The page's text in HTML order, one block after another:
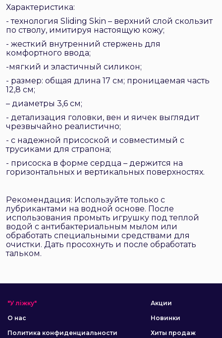
Характеристика:
- технология Sliding Skin – верхний слой скользит
по стволу, имитируя настоящую кожу;
- жесткий внутренний стержень для
комфортного ввода;
-мягкий и эластичный силикон;
- размер: общая длина 17 см; проницаемая часть
12,8 см;
– диаметры 3,6 см;
- детализация головки, вен и яичек выглядит
чрезвычайно реалистично;
- с надежной присоской и совместимый с
трусиками для страпона;
- присоска в форме сердца – держится на
горизонтальных и вертикальных поверхностях.
Рекомендация: Используйте только с
лубрикантами на водной основе. После
использования промыть игрушку под теплой
водой с антибактериальным мылом или
обработать специальными средствами для
очистки. Дать просохнуть и после обработать
тальком.
"У ліжку"
О нас
Политика конфиденциальности
Акции
Новинки
Хиты продаж